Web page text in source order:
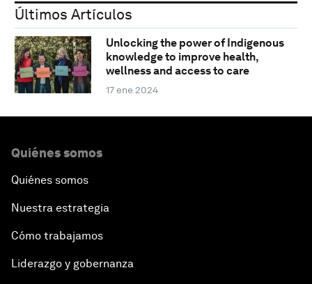
Últimos Artículos
Unlocking the power of Indigenous
knowledge to improve health,
wellness and access to care
17 ene 2024
Quiénes somos
Quiénes somos
Nuestra estrategia
Cómo trabajamos
Liderazgo y gobernanza